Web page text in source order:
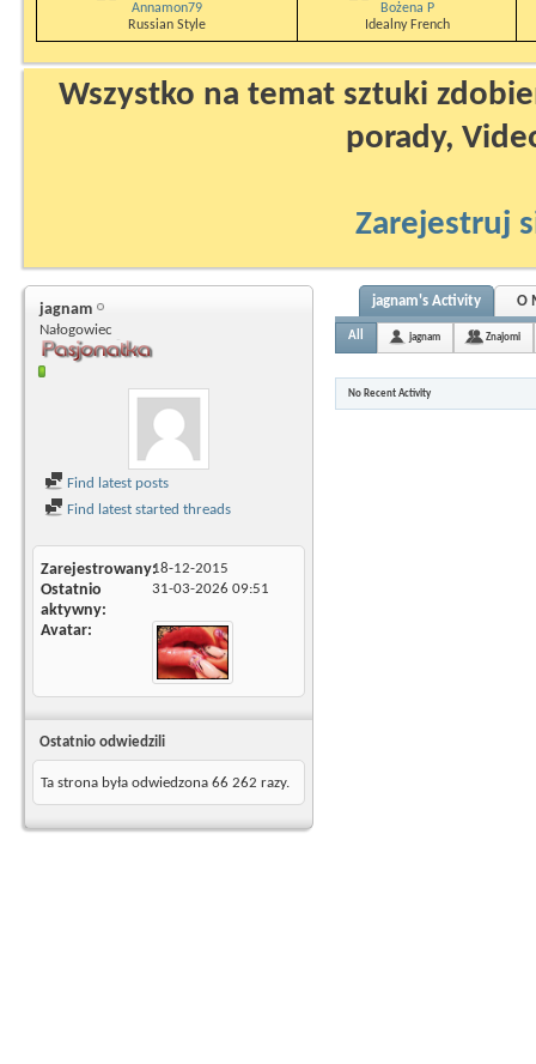
Annamon79
Russian Style
Bożena P
Idealny French
Wszystko na temat sztuki
porady,
Zarejestruj
jagnam
Nałogowiec
Find latest posts
Find latest started threads
Zarejestrowany18-12-2015
Ostatnio
aktywny
31-03-2026 09:51
Avatar
Ostatnio odwiedzili
Ta strona była odwiedzona 66 262 razy.
jagnam's Activity O
All jagnam Znajomi
No Recent Activity